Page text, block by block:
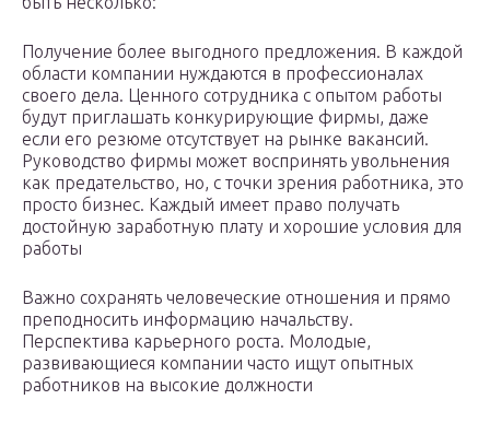
Получение более выгодного предложения. В каждой
области компании нуждаются в профессионалах
своего дела. Ценного сотрудника с опытом работы
будут приглашать конкурирующие фирмы, даже
если его резюме отсутствует на рынке вакансий.
Руководство фирмы может воспринять увольнения
как предательство, но, с точки зрения работника, это
просто бизнес. Каждый имеет право получать
достойную заработную плату и хорошие условия для
работы
Важно сохранять человеческие отношения и прямо
преподносить информацию начальству.
Перспектива карьерного роста. Молодые,
развивающиеся компании часто ищут опытных
работников на высокие должности